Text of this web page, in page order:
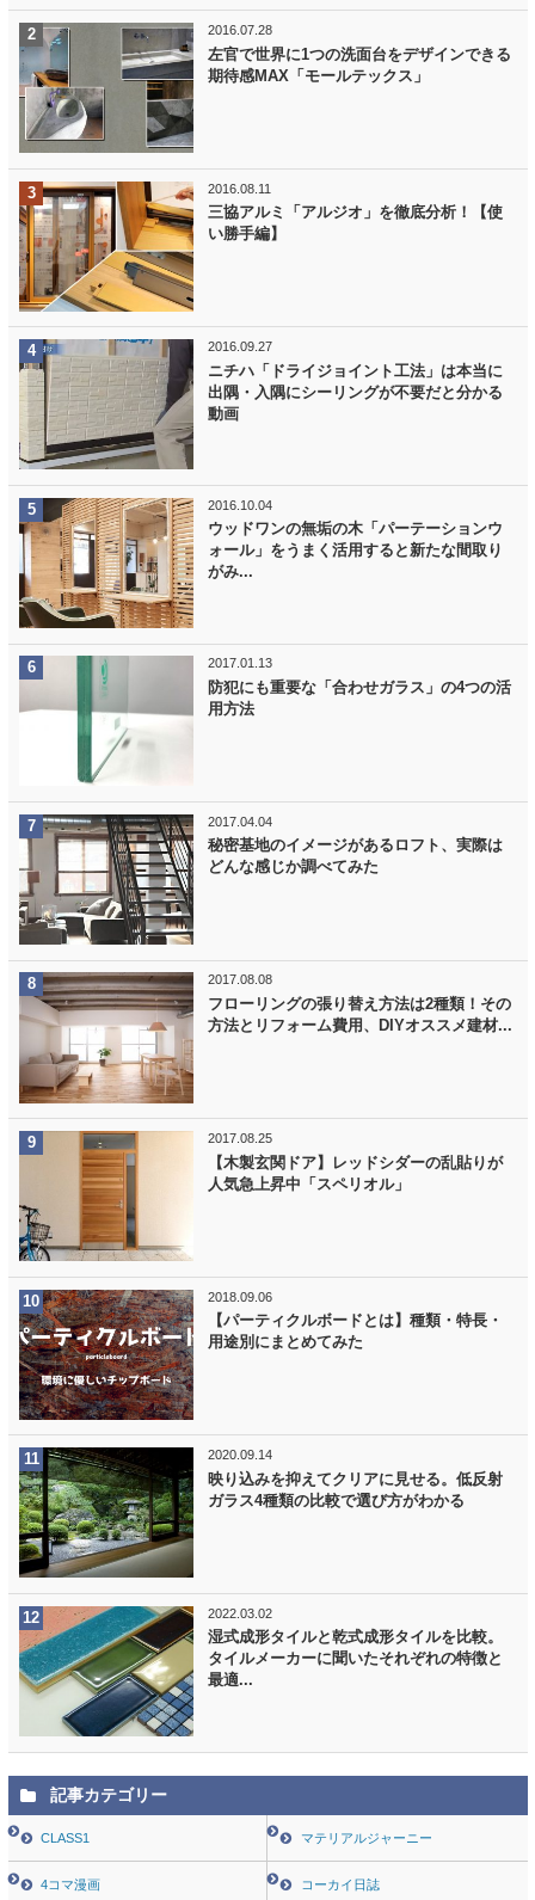
2016.07.28
左官で世界に1つの洗面台をデザインできる
期待感MAX「モールテックス」
2016.08.11
三協アルミ「アルジオ」を徹底分析！【使
い勝手編】
2016.09.27
ニチハ「ドライジョイント工法」は本当に
出隅・入隅にシーリングが不要だと分かる
動画
2016.10.04
ウッドワンの無垢の木「パーテーションウ
ォール」をうまく活用すると新たな間取り
がみ...
2017.01.13
防犯にも重要な「合わせガラス」の4つの活
用方法
2017.04.04
秘密基地のイメージがあるロフト、実際は
どんな感じか調べてみた
2017.08.08
フローリングの張り替え方法は2種類！その
方法とリフォーム費用、DIYオススメ建材...
2017.08.25
【木製玄関ドア】レッドシダーの乱貼りが
人気急上昇中「スペリオル」
2018.09.06
【パーティクルボードとは】種類・特長・
用途別にまとめてみた
2020.09.14
映り込みを抑えてクリアに見せる。低反射
ガラス4種類の比較で選び方がわかる
2022.03.02
湿式成形タイルと乾式成形タイルを比較。
タイルメーカーに聞いたそれぞれの特徴と
最適...
記事カテゴリー
CLASS1 マテリアルジャーニー
4コマ漫画 コーカイ日誌